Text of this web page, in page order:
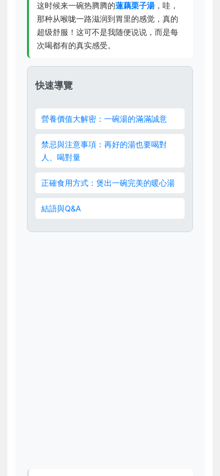
这时候来一碗热腾腾的蓮藕栗子湯，哇，
那种从喉咙一路滋润到胃里的感觉，真的
超级舒服！这可不是我随便说说，而是每
次喝都有的真实感受。
快速導覽
營養價值大解密：一碗湯的滿滿誠意
禁忌與注意事項：再好的湯也要喝對
人、喝對量
正確食用方式：煲出一碗完美的暖心湯
結語與Q&A